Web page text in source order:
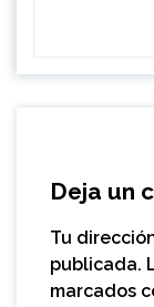
Deja un
Tu
publicada.
marcados